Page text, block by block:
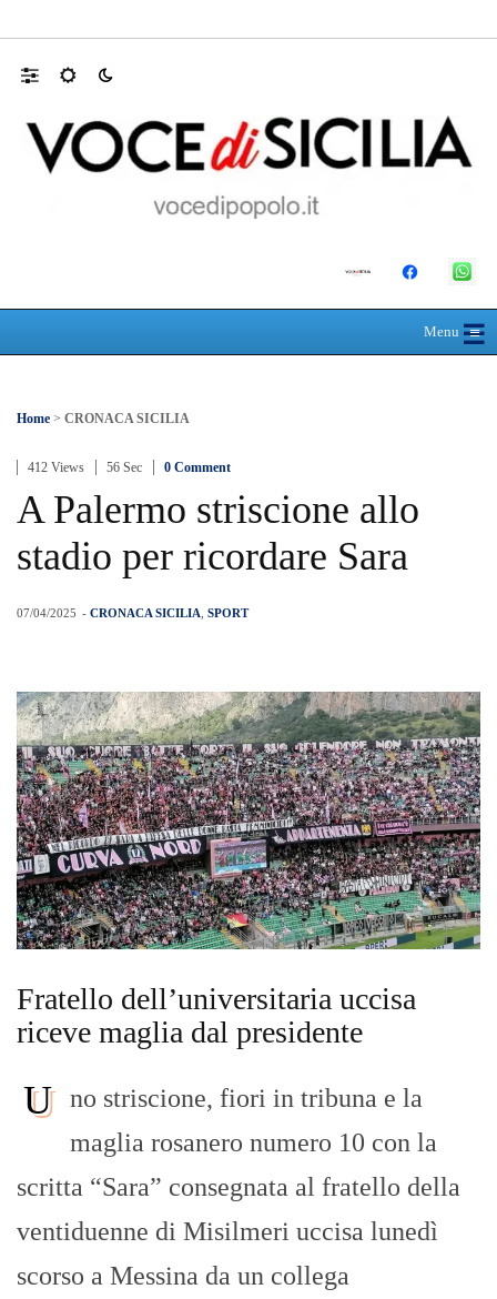
Menu≡
☰
Home > CRONACA SICILIA
412 Views 56 Sec 0 Comment
A Palermo striscione allo
stadio per ricordare Sara
- CRONACA SICILIA, SPORT
07/04/2025
Fratello dell’universitaria uccisa
riceve maglia dal presidente
U
no striscione, fiori in tribuna e la
maglia rosanero numero 10 con la
scritta “Sara” consegnata al fratello della
ventiduenne di Misilmeri uccisa lunedì
scorso a Messina da un collega